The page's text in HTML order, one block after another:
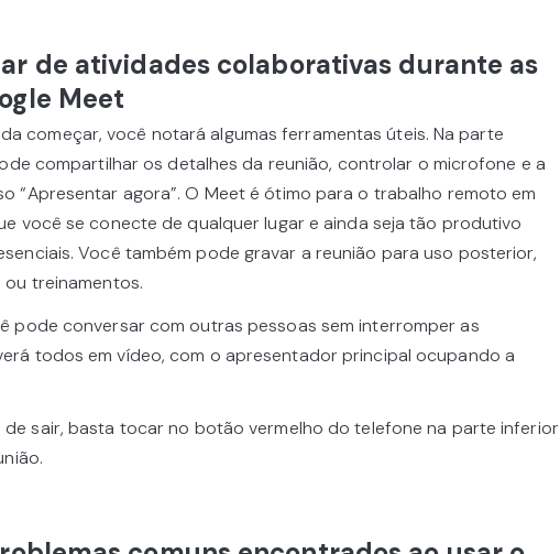
de atividades colaborativas durante as
Meet
começar, você notará algumas ferramentas úteis. Na parte
compartilhar os detalhes da reunião, controlar o microfone e a
“Apresentar agora”. O Meet é ótimo para o trabalho remoto em
você se conecte de qualquer lugar e ainda seja tão produtivo
Você também pode gravar a reunião para uso posterior,
treinamentos.
pode conversar com outras pessoas sem interromper as
todos em vídeo, com o apresentador principal ocupando a
sair, basta tocar no botão vermelho do telefone na parte inferior